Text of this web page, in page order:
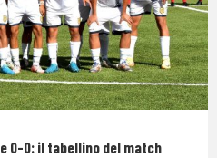
0-0: il tabellino del match